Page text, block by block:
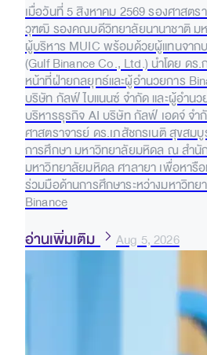
เมื่อวันที่ 5 สิงหาคม 2569 รองศาสตร
วุฑฒิ รองคณบดีวิทยาลัยนานาชาติ ม
ผู้บริหาร MUIC พร้อมด้วยผู้แทนจาก
(Gulf Binance Co., Ltd.) นำโดย ดร
หน้าที่ฝ่ายกลยุทธ์และผู้อำนวยการ
บริษัท กัลฟ์ ไบแนนซ์ จำกัด และผู้อำน
บริหารธุรกิจ AI บริษัท กัลฟ์ เอดจ์ จ
ศาสตราจารย์ ดร.เภสัชกรเนติ สุขส
การศึกษา มหาวิทยาลัยมหิดล ณ สำนั
มหาวิทยาลัยมหิดล ศาลายา เพื่อหารื
ร่วมมือด้านการศึกษาระหว่างมหาวิทย
Binance
อ่านเพิ่มเติม Aug 5, 2026